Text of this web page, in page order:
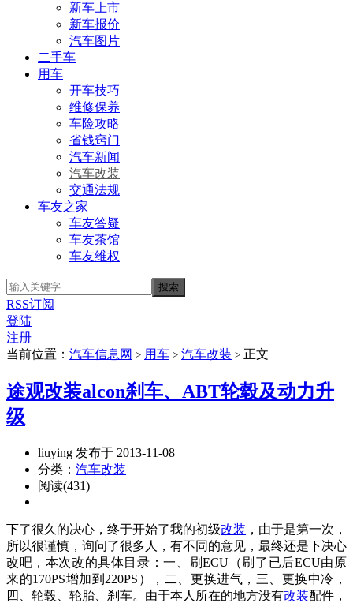
新车上市
新车报价
汽车图片
二手车
用车
开车技巧
维修保养
车险攻略
省钱窍门
汽车新闻
汽车改装
交通法规
车友之家
车友答疑
车友茶馆
车友维权
RSS订阅
登陆
注册
当前位置： 汽车信息网 > 用车 > 汽车改装 > 正文
途观改装alcon刹车、ABT轮毂及动力升
级
liuying 发布于 2013-11-08
分类： 汽车改装
阅读(431)
下了很久的决心，终于开始了我的初级改装 ，由于是第一次，
所以很谨慎，询问了很多人，有不同的意见，最终还是下决心
改吧，本次改的具体目录：一、刷ECU（刷了已后ECU由原
来的170PS增加到220PS），二、更换进气，三、更换中冷，
四、轮毂、轮胎、刹车。由于本人所在的地方没有改装配件，